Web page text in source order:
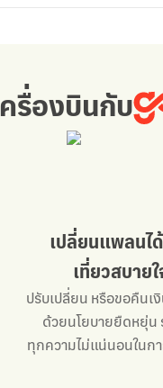
รื่องบินกับ
กับ
เปลี่ยนแพลนไ
เที่ยวสบาย
ปรับเปลี่ยน หรือขอคืนเ
ด้วยนโยบายยืดหยุ่น
ทุกความไม่แน่นอนในก